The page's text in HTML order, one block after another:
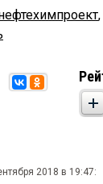
,
2018 в 19:47: